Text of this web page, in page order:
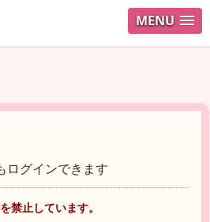
MENU
グインできます
禁止しています。